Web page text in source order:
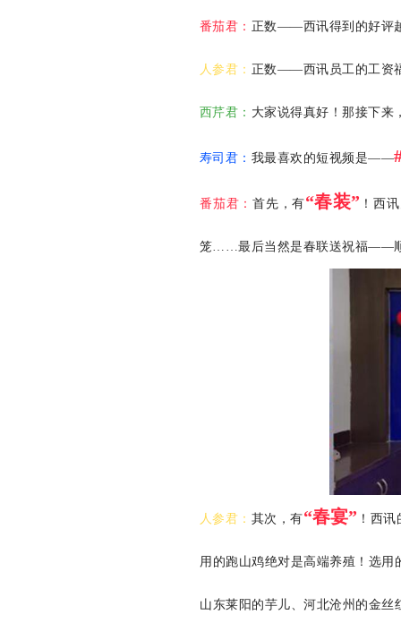
番茄君： 正数——西讯得到的好评
人参君： 正数——西讯员工的工资
西芹君： 大家说得真好！那接下
寿司君： 我最喜欢的短视频是——
番茄君：首先，有“春装” ！西
笼……最后当然是春联送祝福——
人参君： 其次，有“春宴” ！西
用的跑山鸡绝对是高端养殖！选
山东莱阳的芋儿、河北沧州的金